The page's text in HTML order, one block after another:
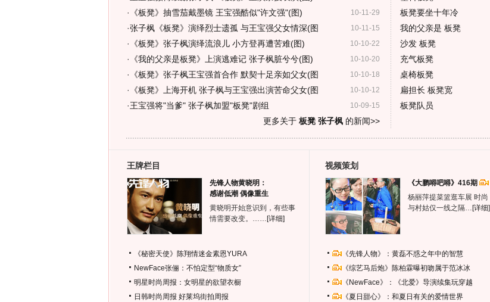
10-11-29
· 《板凳》抽雪茄戴墨镜 王宝强酷似"许文强"(图)
10-11-15
·张子枫《板凳》演绎烈士遗孤 与王宝强父女情深(图
10-10-22
· 《板凳》张子枫演绎流浪儿 小方登再遭苦难(图)
10-10-20
· 《我的父亲是板凳》上演逃难记 张子枫脏兮兮(图)
10-10-18
· 《板凳》张子枫王宝强首合作 默契十足亲如父女(图
10-10-12
· 《板凳》上海开机 张子枫与王宝强出演苦命父女(图
10-09-15
·王宝强将"当爹" 张子枫加盟"板凳"剧组
更多关于 板凳 张子枫的新闻>>
板凳要坐十年冷
我的父亲是 板凳
沙发 板凳
充气板凳
桌椅板凳
扁担长 板凳宽
板凳队员
王牌栏目
先锋人物黄晓明：
感谢低潮 偶像重生
黄晓明开始意识到，有些事
情需要改变。…… [详细]
《秘密天使》陈翔情迷金素恩YURA
NewFace张俪：不怕定型“物质女”
明星时尚周报：女明星的欲望衣橱
日韩时尚周报 好莱坞街拍周报
视频策划
《大鹏嘚吧嘚》416期
杨丽萍提菜篮逛车展 时尚
与村姑仅一线之隔… [详细]
《先锋人物》：黄磊不惑之年中的智慧
《综艺马后炮》陈柏霖曝初吻属于范冰冰
《NewFace》：《北爱》导演续集玩穿越
《夏日甜心》：和夏日有关的爱情世界